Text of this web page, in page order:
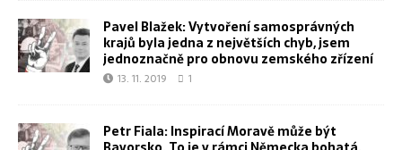
Pavel Blažek: Vytvoření samosprávných
krajů byla jedna z největších chyb, jsem
jednoznačně pro obnovu zemského zřízení
13. 11. 2019 1
Petr Fiala: Inspirací Moravě může být